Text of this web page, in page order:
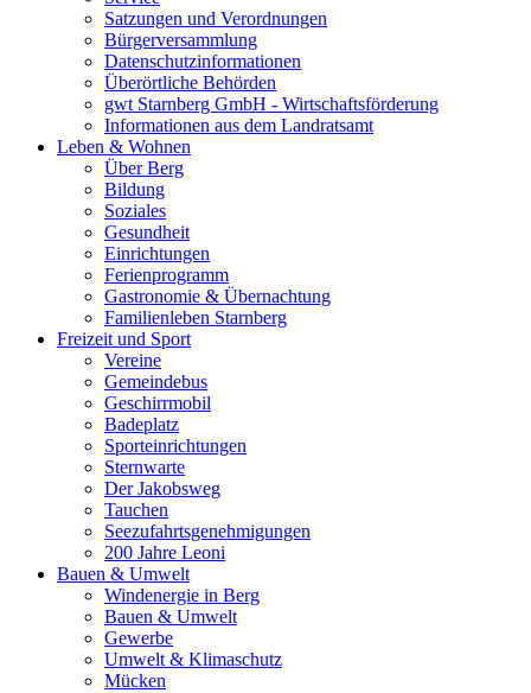
Satzungen und Verordnungen
Bürgerversammlung
Datenschutzinformationen
Überörtliche Behörden
gwt Starnberg GmbH - Wirtschaftsförderung
Informationen aus dem Landratsamt
Leben & Wohnen
Über Berg
Bildung
Soziales
Gesundheit
Einrichtungen
Ferienprogramm
Gastronomie & Übernachtung
Familienleben Starnberg
Freizeit und Sport
Vereine
Gemeindebus
Geschirrmobil
Badeplatz
Sporteinrichtungen
Sternwarte
Der Jakobsweg
Tauchen
Seezufahrtsgenehmigungen
200 Jahre Leoni
Bauen & Umwelt
Windenergie in Berg
Bauen & Umwelt
Gewerbe
Umwelt & Klimaschutz
Mücken